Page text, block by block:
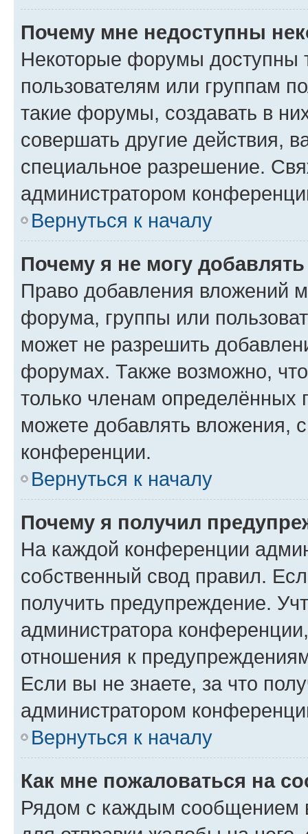
Почему мне недоступны
Некоторые форумы доступны
пользователям или группам
такие форумы, создавать в
совершать другие действия,
специальное разрешение.
администратором
Вернуться к началу
Почему я не могу
Право добавления вложений
форума, группы или
может не разрешить
форумах. Также возможно,
только членам определённых
можете добавлять вложения,
конференции.
Вернуться к началу
Почему я получил
На каждой конференции
собственный свод правил.
получить предупреждение.
администратора
отношения к
Если вы не знаете, за что
администратором
Вернуться к началу
Как мне пожаловаться на
Рядом с каждым сообщением